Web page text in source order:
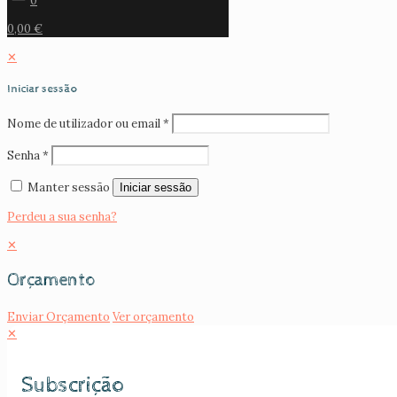
0,00 €
✕
Iniciar sessão
Nome de utilizador ou email*
Senha*
Manter sessão Iniciar sessão
Perdeu a sua senha?
✕
Orçamento
Enviar Orçamento Ver orçamento
✕
Subscrição